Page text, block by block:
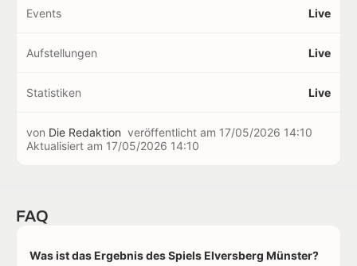
Events Live
Aufstellungen Live
Statistiken Live
von Die Redaktion veröffentlicht am 17/05/2026 14:10
Aktualisiert am 17/05/2026 14:10
FAQ
Was ist das Ergebnis des Spiels Elversberg Münster?